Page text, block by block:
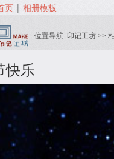
页 | 相册模板
位置导航: 印记工坊 >>
快乐